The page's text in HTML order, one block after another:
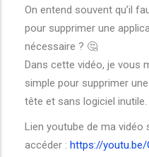
On entend souvent qu’il
pour supprimer une
nécessaire ? 🤔
Dans cette vidéo, je vous
simple pour supprimer
tête et sans logiciel inutile.
Lien youtube de ma vidéo
accéder : https://youtu.be/